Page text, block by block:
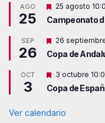
AGO
25
D
s
a
c
d
25 agosto
Campeonato
SEP
26
D
s
a
c
o
26
Copa de
OCT
3
D
s
a
3 octubre
Copa de
Ver calendario